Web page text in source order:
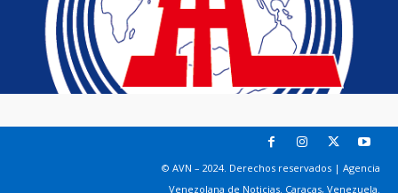
© AVN – 2024. Derechos reservados | Agencia
Venezolana de Noticias. Caracas, Venezuela.